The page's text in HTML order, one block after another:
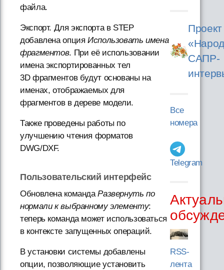
файла.
Экспорт. Для экспорта в STEP
добавлена опцияИспользовать имена
фрагментов. При её использовании
имена экспортированных тел
3D фрагментов будут основаны на
именах, отображаемых для
фрагментов в дереве модели.
Также проведены работы по
улучшению чтения форматов
DWG/DXF.
Пользовательский интерфейс
Обновлена командаРазвернуть по
нормали к выбранному элементу:
теперь команда может использоваться
в контексте запущенных операций.
В установки системы добавлены
опции, позволяющие установить
Проект
САПР-
Все
номера
Telegram
RSS-
лента